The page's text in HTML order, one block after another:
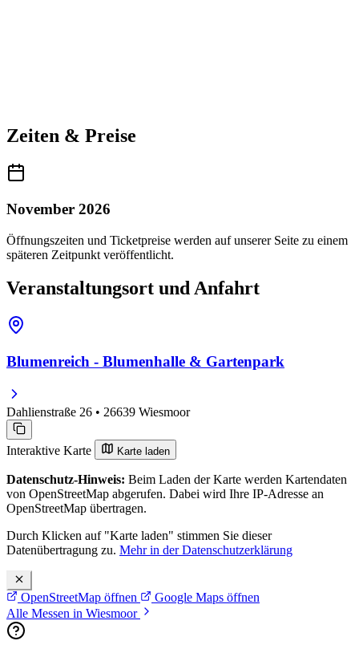
Zeiten & Preise
November 2026
Öffnungszeiten und Ticketpreise werden auf unserer Seite zu einem
späteren Zeitpunkt veröffentlicht.
Veranstaltungsort und Anfahrt
Blumenreich - Blumenhalle & Gartenpark
Dahlienstraße 26 • 26639 Wiesmoor
Interaktive Karte Karte laden
Datenschutz-Hinweis: Beim Laden der Karte werden Kartendaten
von OpenStreetMap abgerufen. Dabei wird Ihre IP-Adresse an
OpenStreetMap übertragen.
Durch Klicken auf "Karte laden" stimmen Sie dieser
Datenübertragung zu. Mehr in der Datenschutzerklärung
OpenStreetMap öffnen
Google Maps öffnen
Alle Messen in Wiesmoor